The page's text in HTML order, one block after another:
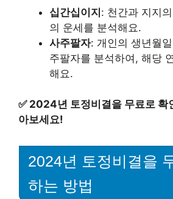
십간십이지: 천간과 지지
의 운세를 분석해요.
사주팔자: 개인의 생년월
주팔자를 분석하여, 해당
해요.
✅ 2024년 토정비결을 무료로 확
아보세요!
2024년 토정비결을
하는 방법